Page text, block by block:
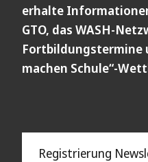
erhalte
GTO, das WASH-
Fortbildungstermine
machen Schule“-
Registrierung